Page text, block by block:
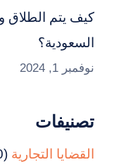
كيف يتم الطلاق
السعودية؟
نوفمبر 1, 2024
تصنيفات
القضايا التجارية (40)